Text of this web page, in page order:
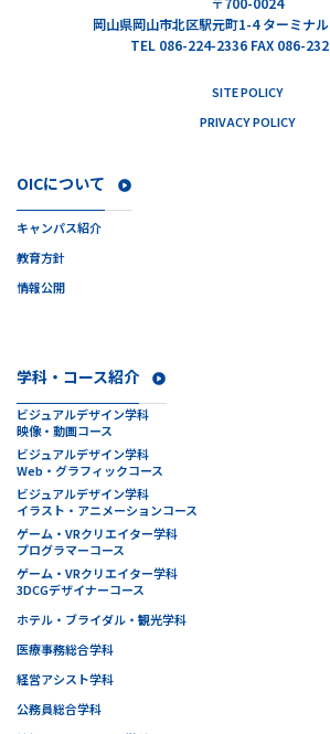
岡山県岡山市北区駅元町1-4 ターミナ
TEL 086-224-2336 FAX 086-
SITE POLICY
PRIVACY POLICY
OICについて
キャンパス紹介
教育方針
情報公開
学科・コース紹介
ビジュアルデザイン学科
映像・動画コース
ビジュアルデザイン学科
Web・グラフィックコース
ビジュアルデザイン学科
イラスト・アニメーションコース
ゲーム・VRクリエイター学科
プログラマーコース
ゲーム・VRクリエイター学科
3DCGデザイナーコース
ホテル・ブライダル・観光学科
医療事務総合学科
経営アシスト学科
公務員総合学科